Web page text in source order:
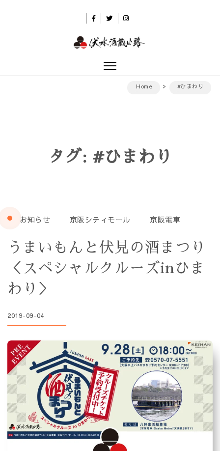
Toggle
Home
#ひまわり
タグ: #ひまわり
お知らせ 京阪シティモール 京阪電車
うまいもんと伏見の酒まつり
＜スペシャルクルーズinひま
わり＞
2019-09-04